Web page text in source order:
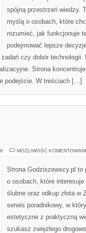
spójną przestrzeń wiedzy.
myślą o osobach, które
rozumieć, jak funkcjonuje
podejmować lepsze
czy dobór technologii.
Strona
podejście. W treściach […]
MOŻLIWOŚĆ
Strona Godziszewscy.pl to
o osobach, które
ślubne oraz odkup złota w
serwis poradnikowy, w
estetyczne z praktyczną
szukasz zwięzłego